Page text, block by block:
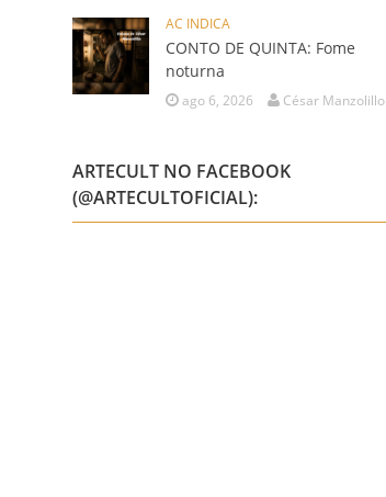
AC INDICA
CONTO DE QUINTA: Fome
noturna
ago 6, 2026 César Manzolillo
ARTECULT NO FACEBOOK
(@ARTECULTOFICIAL):